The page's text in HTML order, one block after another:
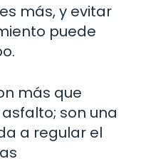
más, y evitar
puede
más que
son una
a regular el